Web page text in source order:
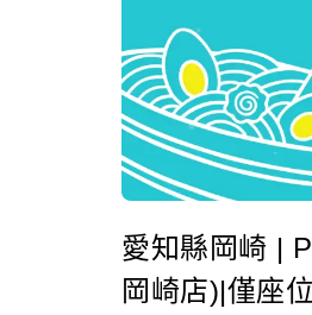
愛知縣岡崎 |
岡崎店)|僅座